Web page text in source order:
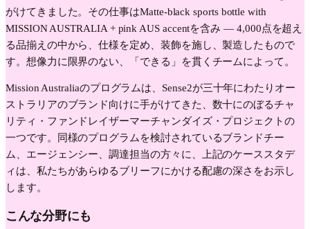
がけてきました。その仕事はMatte-black sports bottle with
MISSION AUSTRALIA + pink AUS accentを含み — 4,000点を超え
る品揃えの中から、仕様を定め、装飾を施し、製造したもので
す。想像力に限界のない、「できる」を貫くチームによって。
Mission Australiaのプログラムは、Sense2が三十年にわたりオー
ストラリアのブランド向けに手がけてきた、数十にのぼるチャ
リティ・ファンドレイザーマーチャンダイズ・プロジェクトの
一つです。同様のプログラムを検討されているブランドチー
ム、エージェンシー、調達担当の方々に、上記のケーススタデ
ィは、私たちがあらゆるブリーフにかける配慮の深さをお示し
します。
こんな分野にも